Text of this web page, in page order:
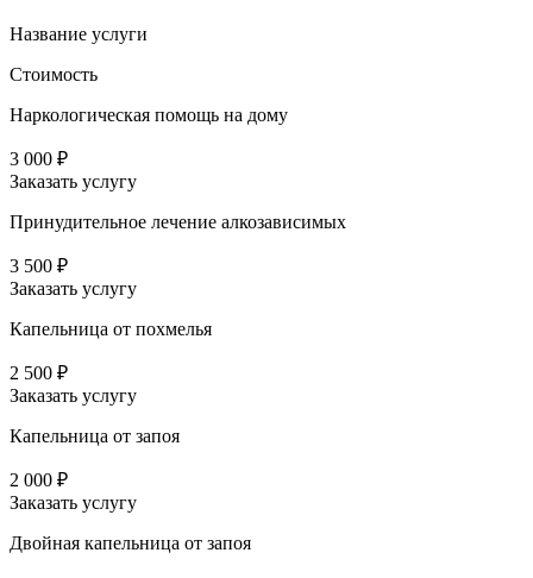
Название услуги
Стоимость
Наркологическая помощь на дому
3 000 ₽
Заказать услугу
Принудительное лечение алкозависимых
3 500 ₽
Заказать услугу
Капельница от похмелья
2 500 ₽
Заказать услугу
Капельница от запоя
2 000 ₽
Заказать услугу
Двойная капельница от запоя